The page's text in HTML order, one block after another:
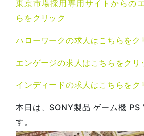
東京市場採用専用サイトからの
らをクリック
ハローワークの求人はこちらをク
エンゲージの求人はこちらをクリ
インディードの求人はこちらをク
本日は、SONY製品 ゲーム機 PS
す。